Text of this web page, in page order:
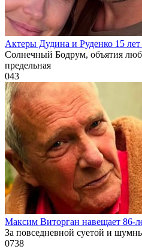
Актеры Дудина и Руденко 15
Солнечный Бодрум, объятия
предельная
043
Максим Виторган навещает 86-
За повседневной суетой и
0738